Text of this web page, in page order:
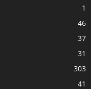
1
46
37
31
303
41